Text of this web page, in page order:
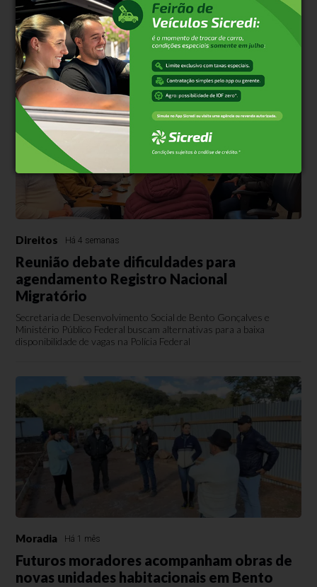
500 caracteres restantes.
Comentar
Direitos Há 4 semanas
Reunião debate dificuldades para
agendamento Registro Nacional
Migratório
Secretaria de Desenvolvimento Social de Bento Gonçalves e
Ministério Público Federal buscam alternativas para a baixa
disponibilidade de vagas na Polícia Federal
Moradia Há 1 mês
Futuros moradores acompanham obras de
novas unidades habitacionais em Bento